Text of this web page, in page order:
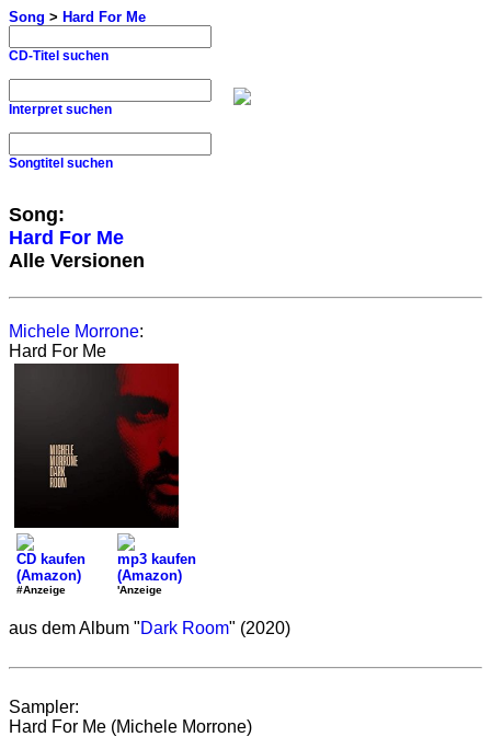
Song > Hard For Me
CD-Titel suchen
Interpret suchen
Songtitel suchen
Song:
Hard For Me
Alle Versionen
Michele Morrone:
Hard For Me
CD kaufen
(Amazon)
#Anzeige
mp3 kaufen
(Amazon)
'Anzeige
aus dem Album "Dark Room" (2020)
Sampler:
Hard For Me (Michele Morrone)